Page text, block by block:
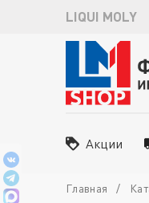
LIQUI MOLY
Акции
Главная